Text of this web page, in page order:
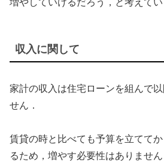
増やしていけるだろう，と考えてい
収入に関して
家計の収入は住宅ローンを組んで
せん．
賃貸の時と比べても予算を立てて
るため，増やす必要性はありません